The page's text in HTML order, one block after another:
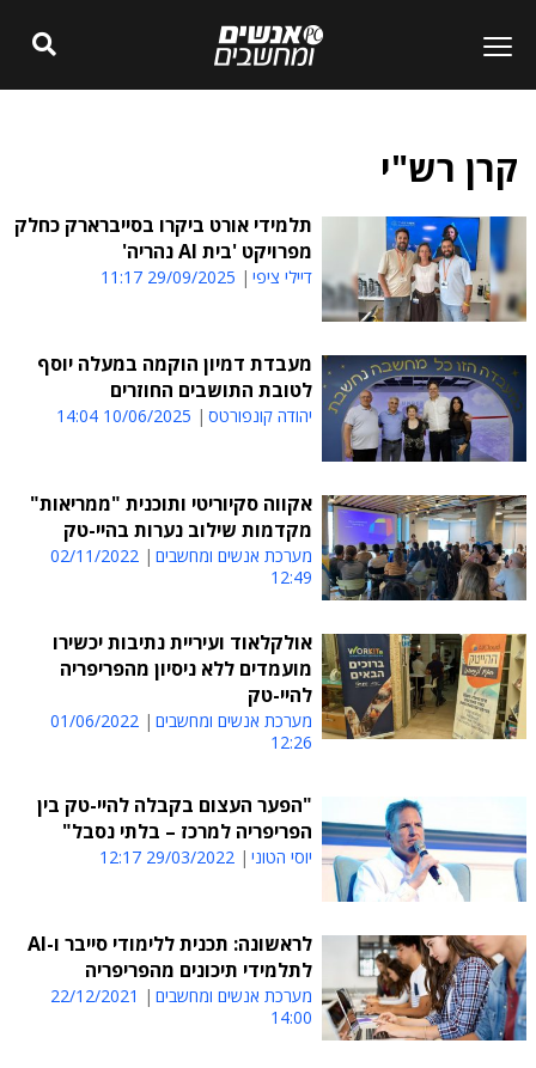
קרן רש"י
תלמידי אורט ביקרו בסייברארק כחלק
מפרויקט 'בית AI נהריה'
דיילי ציפי 29/09/2025 11:17
מעבדת דמיון הוקמה במעלה יוסף
לטובת התושבים החוזרים
יהודה קונפורטס 10/06/2025 14:04
אקווה סקיוריטי ותוכנית "ממריאות"
מקדמות שילוב נערות בהיי-טק
מערכת אנשים ומחשבים
02/11/2022
12:49
אולקלאוד ועיריית נתיבות יכשירו
מועמדים ללא ניסיון מהפריפריה
להיי-טק
מערכת אנשים ומחשבים
01/06/2022
12:26
"הפער העצום בקבלה להיי-טק בין
הפריפריה למרכז – בלתי נסבל"
יוסי הטוני 29/03/2022 12:17
לראשונה: תכנית ללימודי סייבר ו-AI
לתלמידי תיכונים מהפריפריה
מערכת אנשים ומחשבים
22/12/2021
14:00